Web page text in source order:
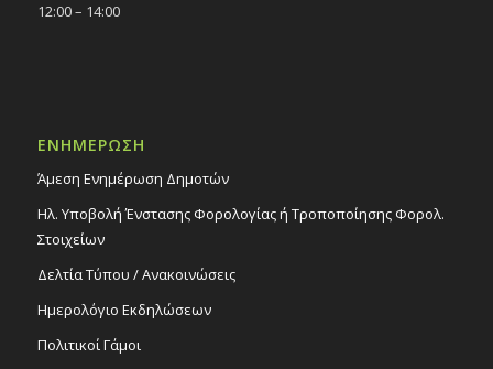
12:00 – 14:00
ΕΝΗΜΕΡΩΣΗ
Άμεση Ενημέρωση Δημοτών
Ηλ. Υποβολή Ένστασης Φορολογίας ή Τροποποίησης Φορολ.
Στοιχείων
Δελτία Τύπου / Ανακοινώσεις
Ημερολόγιο Εκδηλώσεων
Πολιτικοί Γάμοι